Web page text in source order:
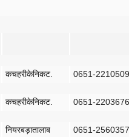
कचहरीकेनिकट 0651-2210509
कचहरीकेनिकट 0651-2203676
नियरबड़ातालाब 0651-2560357